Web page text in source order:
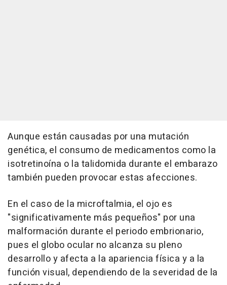
Aunque están causadas por una mutación
genética, el consumo de medicamentos como la
isotretinoína o la talidomida durante el embarazo
también pueden provocar estas afecciones.
En el caso de la microftalmia, el ojo es
"significativamente más pequeños" por una
malformación durante el periodo embrionario,
pues el globo ocular no alcanza su pleno
desarrollo y afecta a la apariencia física y a la
función visual, dependiendo de la severidad de la